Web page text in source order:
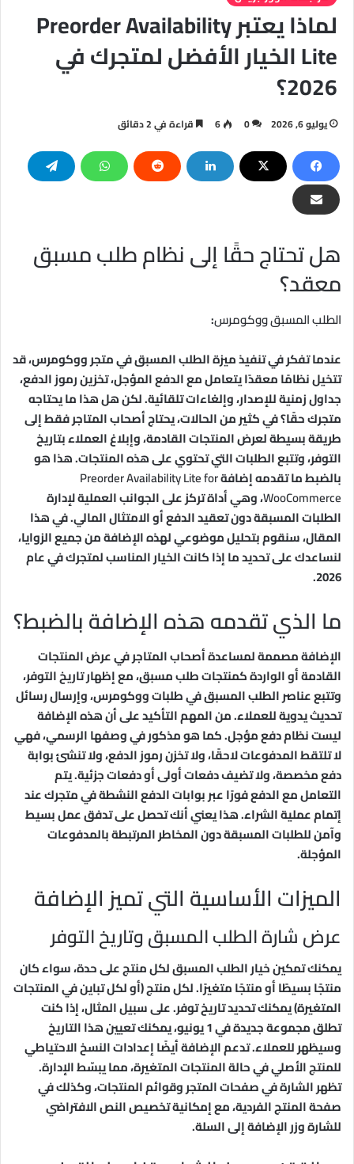
لماذا يعتبر Preorder Availability
Lite الخيار الأفضل لمتجرك في
2026؟
يوليو 6, 2026 0
6 قراءة في 2 دقائق
هل تحتاج حقًا إلى نظام طلب مسبق
معقد؟
الطلب المسبق ووكومرس:
عندما تفكر في تنفيذ ميزة الطلب المسبق في متجر ووكومرس، قد
تتخيل نظامًا معقدًا يتعامل مع الدفع المؤجل، تخزين رموز الدفع،
جداول زمنية للإصدار، وإلغاءات تلقائية. لكن هل هذا ما يحتاجه
متجرك حقًا؟ في كثير من الحالات، يحتاج أصحاب المتاجر فقط إلى
طريقة بسيطة لعرض المنتجات القادمة، وإبلاغ العملاء بتاريخ
التوفر، وتتبع الطلبات التي تحتوي على هذه المنتجات. هذا هو
بالضبط ما تقدمه إضافةPreorder Availability Lite for
WooCommerce، وهي أداة تركز على الجوانب العملية لإدارة
الطلبات المسبقة دون تعقيد الدفع أو الامتثال المالي. في هذا
المقال، سنقوم بتحليل موضوعي لهذه الإضافة من جميع الزوايا،
لنساعدك على تحديد ما إذا كانت الخيار المناسب لمتجرك في عام
2026.
ما الذي تقدمه هذه الإضافة بالضبط؟
الإضافة مصممة لمساعدة أصحاب المتاجر في عرض المنتجات
القادمة أو الواردة كمنتجات طلب مسبق، مع إظهار تاريخ التوفر،
وتتبع عناصر الطلب المسبق في طلبات ووكومرس، وإرسال رسائل
تحديث يدوية للعملاء. من المهم التأكيد على أن هذه الإضافة
ليست نظام دفع مؤجل. كما هو مذكور في وصفها الرسمي، فهي
لا تلتقط المدفوعات لاحقًا، ولا تخزن رموز الدفع، ولا تنشئ بوابة
دفع مخصصة، ولا تضيف دفعات أولى أو دفعات جزئية. يتم
التعامل مع الدفع فورًا عبر بوابات الدفع النشطة في متجرك عند
إتمام عملية الشراء. هذا يعني أنك تحصل على تدفق عمل بسيط
وآمن للطلبات المسبقة دون المخاطر المرتبطة بالمدفوعات
المؤجلة.
الميزات الأساسية التي تميز الإضافة
عرض شارة الطلب المسبق وتاريخ التوفر
يمكنك تمكين خيار الطلب المسبق لكل منتج على حدة، سواء كان
منتجًا بسيطًا أو منتجًا متغيرًا. لكل منتج (أو لكل تباين في المنتجات
المتغيرة) يمكنك تحديد تاريخ توفر. على سبيل المثال، إذا كنت
تطلق مجموعة جديدة في 1 يونيو، يمكنك تعيين هذا التاريخ
وسيظهر للعملاء. تدعم الإضافة أيضًا إعدادات النسخ الاحتياطي
للمنتج الأصلي في حالة المنتجات المتغيرة، مما يبسّط الإدارة.
تظهر الشارة في صفحات المتجر وقوائم المنتجات، وكذلك في
صفحة المنتج الفردية، مع إمكانية تخصيص النص الافتراضي
للشارة وزر الإضافة إلى السلة.